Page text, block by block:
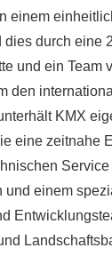
einem
dies durch eine
und ein Team
den
KMX
eine zeitnahe
und einem